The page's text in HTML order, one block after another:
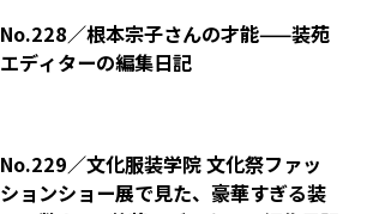
No.228／根本宗子さんの才能——装苑
エディターの編集日記
No.229／文化服装学院 文化祭ファッ
ションショー展で見た、豪華すぎる装